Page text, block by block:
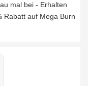
mal bei - Erhalten
Rabatt auf Mega Burn